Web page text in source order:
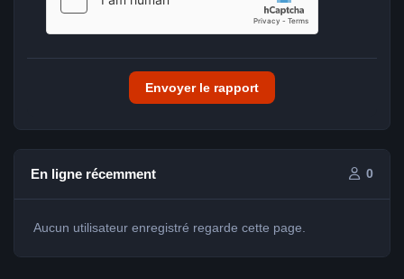
Envoyer le rapport
En ligne récemment 0
Aucun utilisateur enregistré regarde cette page.